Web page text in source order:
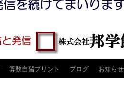
算数自習プリント ブログ お知らせ